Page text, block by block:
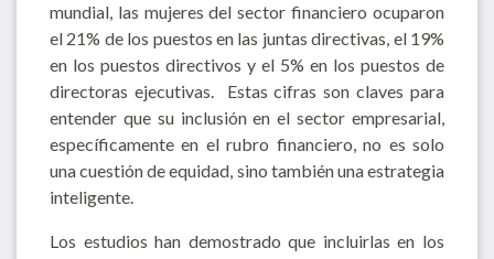
mundial, las mujeres del sector financiero ocuparon
el 21% de los puestos en las juntas directivas, el 19%
en los puestos directivos y el 5% en los puestos de
directoras ejecutivas. Estas cifras son claves para
entender que su inclusión en el sector empresarial,
específicamente en el rubro financiero, no es solo
una cuestión de equidad, sino también una estrategia
inteligente.
Los estudios han demostrado que incluirlas en los